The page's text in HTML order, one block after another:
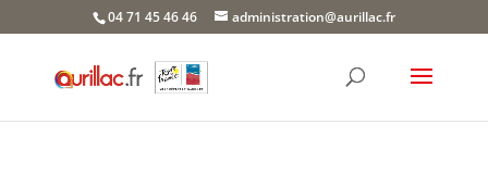
04 71 45 46 46 administration@aurillac.fr